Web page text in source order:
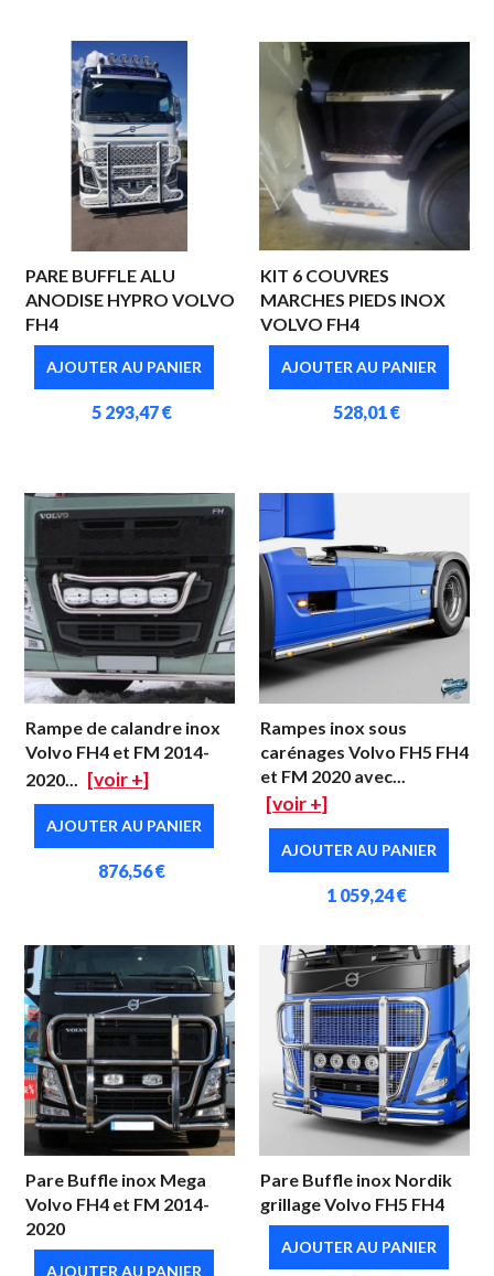
PARE BUFFLE ALU
ANODISE HYPRO VOLVO
FH4
AJOUTER AU PANIER
5 293,47 €
KIT 6 COUVRES
MARCHES PIEDS INOX
VOLVO FH4
AJOUTER AU PANIER
528,01 €
Rampe de calandre inox
Volvo FH4 et FM 2014-
2020... [voir +]
AJOUTER AU PANIER
876,56 €
Rampes inox sous
carénages Volvo FH5 FH4
et FM 2020 avec...
[voir +]
AJOUTER AU PANIER
1 059,24 €
Pare Buffle inox Mega
Volvo FH4 et FM 2014-
2020
AJOUTER AU PANIER
Pare Buffle inox Nordik
grillage Volvo FH5 FH4
AJOUTER AU PANIER